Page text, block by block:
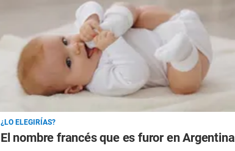
¿LO ELEGIRÍAS?
El nombre francés que es furor en Argentina